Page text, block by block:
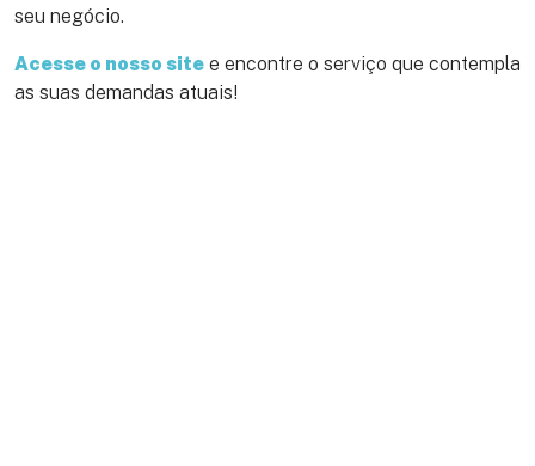
seu negócio.
Acesse o nosso site e encontre o serviço que contempla
as suas demandas atuais!